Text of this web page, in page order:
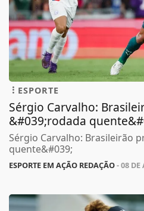
ESPORTE
Sérgio Carvalho:
&#039;rodada
Sérgio Carvalho: Brasileirão
quente&#039;
ESPORTE EM AÇÃO REDAÇÃO- 08 DE